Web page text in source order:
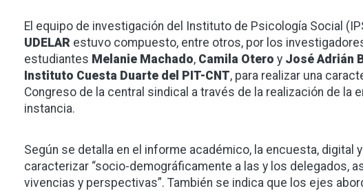
El equipo de investigación del Instituto de Psicología Social
UDELAR estuvo compuesto, entre otros, por los
estudiantes Melanie Machado, Camila Otero y José Adrián
Instituto Cuesta Duarte del PIT-CNT, para realizar una
Congreso de la central sindical a través de la realización de la
instancia.
Según se detalla en el informe académico, la encuesta, digital
caracterizar “socio-demográficamente a las y los delegados,
vivencias y perspectivas”. También se indica que los ejes